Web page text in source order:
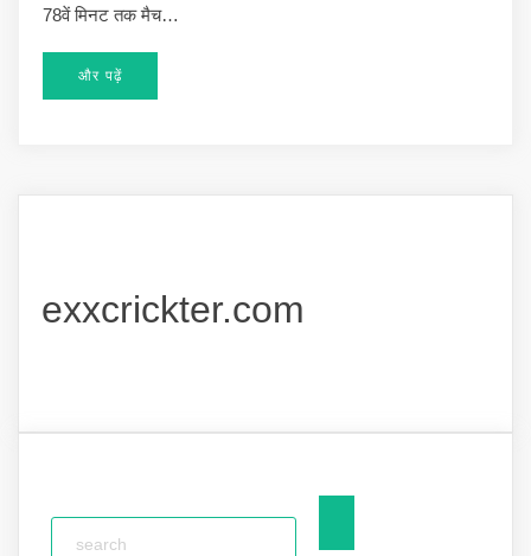
78वें मिनट तक मैच…
और पढ़ें
exxcrickter.com